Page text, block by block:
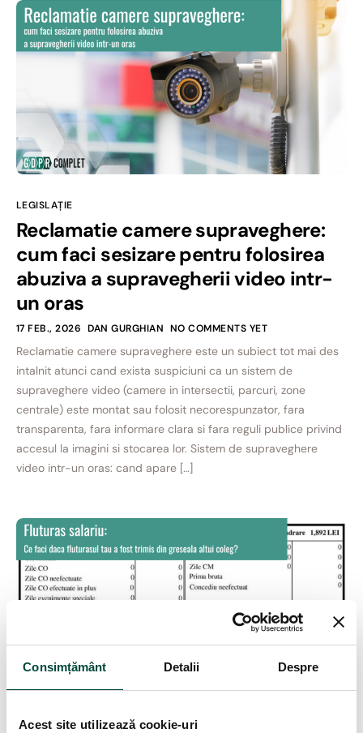
Consimțământ Detalii Despre
Acest site utilizează cookie-uri
LEGISLAȚIE
Reclamatie camere supraveghere:
cum faci sesizare pentru folosirea
abuziva a supravegherii video intr-
un oras
17 FEB., 2026 DAN GURGHIAN NO COMMENTS YET
Reclamatie camere supraveghere este un subiect tot mai des
intalnit atunci cand exista suspiciuni ca un sistem de
supraveghere video (camere in intersectii, parcuri, zone
centrale) este montat sau folosit necorespunzator, fara
transparenta, fara informare clara si fara reguli publice privind
accesul la imagini si stocarea lor. Sistem de supraveghere
video intr-un oras: cand apare […]
LEGISLAȚIE